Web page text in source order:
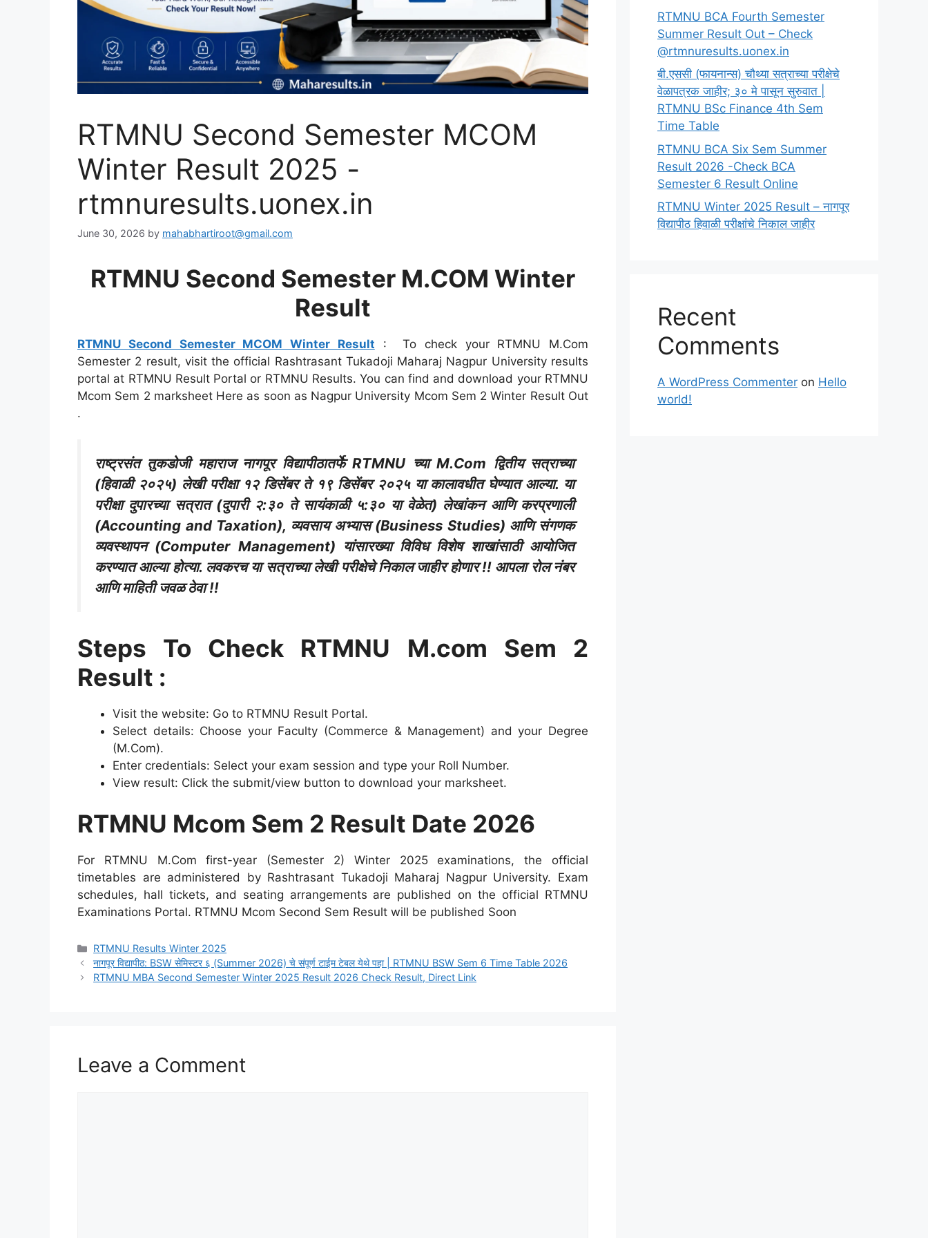
RTMNU Second Semester MCOM
Winter Result 2025 -
rtmnuresults.uonex.in
June 30, 2026 by mahabhartiroot@gmail.com
RTMNU Second Semester M.COM Winter
Result
RTMNU Second Semester MCOM Winter Result : To check your RTMNU M.Com
Semester 2 result, visit the official Rashtrasant Tukadoji Maharaj Nagpur University results
portal at RTMNU Result Portal or RTMNU Results. You can find and download your RTMNU
Mcom Sem 2 marksheet Here as soon as Nagpur University Mcom Sem 2 Winter Result Out
.
राष्ट्रसंत तुकडोजी महाराज नागपूर विद्यापीठातर्फे RTMNU च्या M.Com द्वितीय सत्राच्या
(हिवाळी २०२५) लेखी परीक्षा १२ डिसेंबर ते १९ डिसेंबर २०२५ या कालावधीत घेण्यात आल्या. या
परीक्षा दुपारच्या सत्रात (दुपारी २:३० ते सायंकाळी ५:३० या वेळेत) लेखांकन आणि करप्रणाली
(Accounting and Taxation), व्यवसाय अभ्यास (Business Studies) आणि संगणक
व्यवस्थापन (Computer Management) यांसारख्या विविध विशेष शाखांसाठी आयोजित
करण्यात आल्या होत्या. लवकरच या सत्राच्या लेखी परीक्षेचे निकाल जाहीर होणार !! आपला रोल नंबर
आणि माहिती जवळ ठेवा !!
Steps To Check RTMNU M.com Sem 2
Result :
Visit the website: Go to RTMNU Result Portal.
Select details: Choose your Faculty (Commerce & Management) and your Degree
(M.Com).
Enter credentials: Select your exam session and type your Roll Number.
View result: Click the submit/view button to download your marksheet.
RTMNU Mcom Sem 2 Result Date 2026
For RTMNU M.Com first-year (Semester 2) Winter 2025 examinations, the official
timetables are administered by Rashtrasant Tukadoji Maharaj Nagpur University. Exam
schedules, hall tickets, and seating arrangements are published on the official RTMNU
Examinations Portal. RTMNU Mcom Second Sem Result will be published Soon
Categories
RTMNU Results Winter 2025
नागपूर विद्यापीठ: BSW सेमिस्टर ६ (Summer 2026) चे संपूर्ण टाईम टेबल येथे पहा | RTMNU BSW Sem 6 Time Table 2026
RTMNU MBA Second Semester Winter 2025 Result 2026 Check Result, Direct Link
Leave a Comment
RTMNU BCA Fourth Semester
Summer Result Out – Check
@rtmnuresults.uonex.in
बी.एससी (फायनान्स) चौथ्या सत्राच्या परीक्षेचे
वेळापत्रक जाहीर; ३० मे पासून सुरुवात |
RTMNU BSc Finance 4th Sem
Time Table
RTMNU BCA Six Sem Summer
Result 2026 -Check BCA
Semester 6 Result Online
RTMNU Winter 2025 Result – नागपूर
विद्यापीठ हिवाळी परीक्षांचे निकाल जाहीर
Recent
Comments
A WordPress Commenter on Hello
world!